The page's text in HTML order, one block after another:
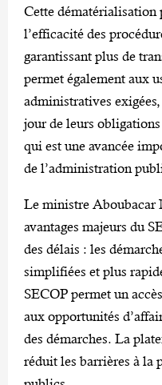
Cette dématérialisation
l’efficacité des
garantissant plus de
permet également aux
administratives
jour de leurs
qui est une avancée
de l’administration
Le ministre Aboubacar
avantages majeurs du
des délais : les
simplifiées et plus
SECOP permet un
aux opportunités
des démarches. La
réduit les barrières à la